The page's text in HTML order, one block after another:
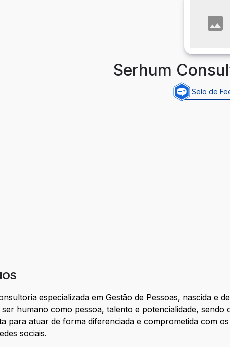
Serhum
Selo de
especializada em Gestão de Pessoas, nascida e
ser humano como pessoa, talento e potencialidade,
para atuar de forma diferenciada e comprometida com
sociais.